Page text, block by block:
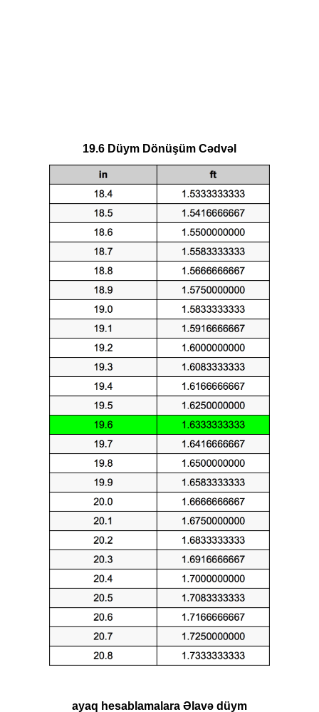
19.6 Düym Dönüşüm Cədvəl
ayaq hesablamalara Əlavə düym